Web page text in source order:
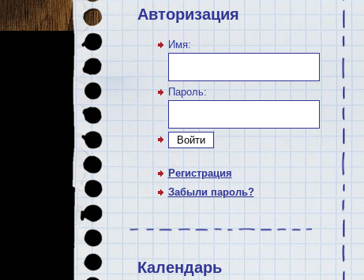
Авторизация
Имя:
Пароль:
Войти
Регистрация
Забыли пароль?
Календарь